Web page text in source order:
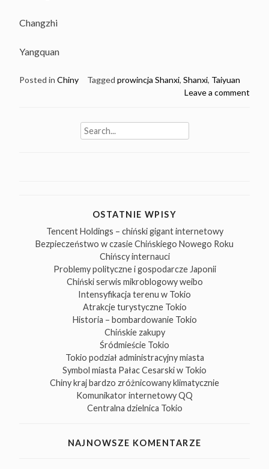
Changzhi
Yangquan
Posted in Chiny Tagged prowincja Shanxi, Shanxi, Taiyuan
Leave a comment
Search
for:
OSTATNIE WPISY
Tencent Holdings – chiński gigant internetowy
Bezpieczeństwo w czasie Chińskiego Nowego Roku
Chińscy internauci
Problemy polityczne i gospodarcze Japonii
Chiński serwis mikroblogowy weibo
Intensyfikacja terenu w Tokio
Atrakcje turystyczne Tokio
Historia – bombardowanie Tokio
Chińskie zakupy
Śródmieście Tokio
Tokio podział administracyjny miasta
Symbol miasta Pałac Cesarski w Tokio
Chiny kraj bardzo zróżnicowany klimatycznie
Komunikator internetowy QQ
Centralna dzielnica Tokio
NAJNOWSZE KOMENTARZE